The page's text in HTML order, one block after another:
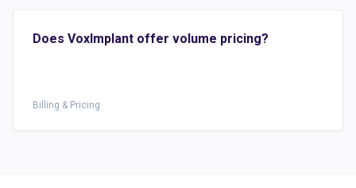
Does VoxImplant offer volume pricing?
Billing & Pricing